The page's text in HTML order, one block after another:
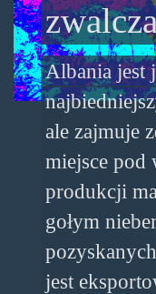
Albania jest
ale zajmuje
miejsce pod
produkcji
gołym
jest